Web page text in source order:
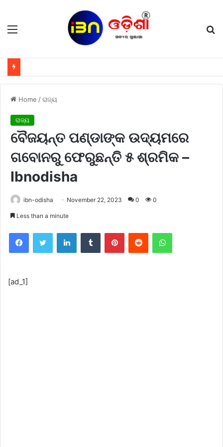
Menu
Home /ରାଜ୍ୟ
ରାଜ୍ୟ
ବୈଜୟନ୍ତ ପଣ୍ଡାଙ୍କ ଉଦ୍ୟମରେ
ଗବୋନରୁ ଫେରୁଛନ୍ତି ୫ ଶ୍ରମିକ –
Ibnodisha
ibn-odisha November 22, 2023 0 0
Less than a minute
FacebookTwitter LinkedInTumblr PinterestReddit WhatsApp
[ad_1]